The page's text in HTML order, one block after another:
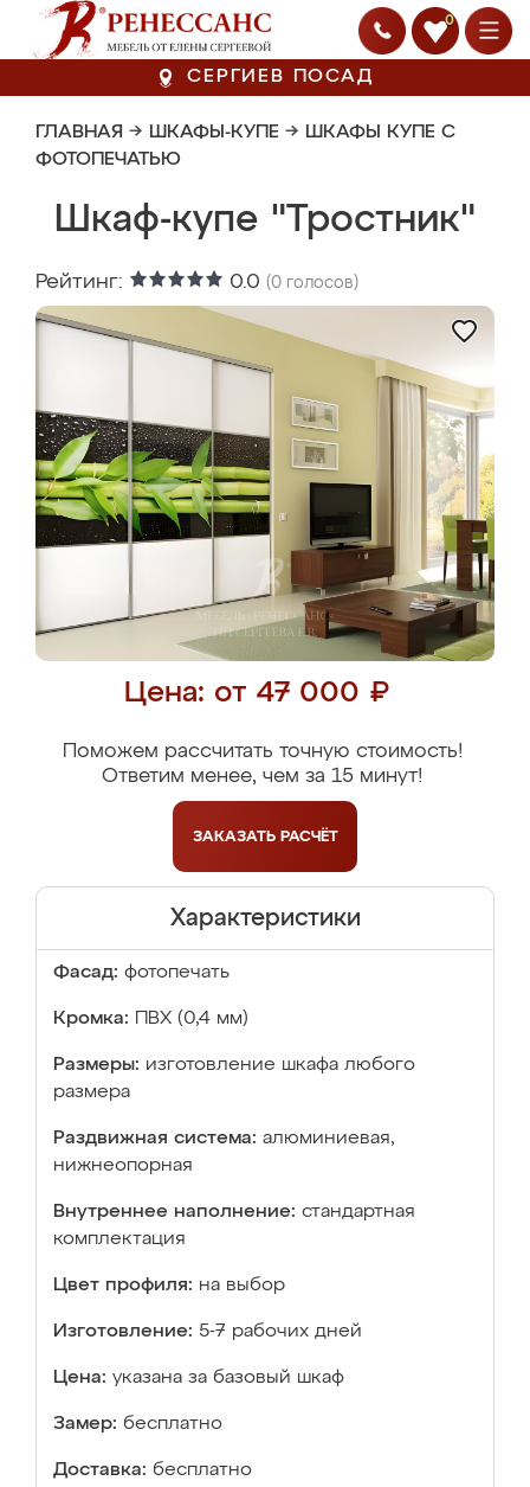
0
СЕРГИЕВ ПОСАД
ГЛАВНАЯ → ШКАФЫ-КУПЕ → ШКАФЫ КУПЕ С
ФОТОПЕЧАТЬЮ
Шкаф-купе "Тростник"
Рейтинг: 0.0 (0 голосов)
Цена: от 47 000 ₽
Поможем рассчитать точную стоимость!
Ответим менее, чем за 15 минут!
ЗАКАЗАТЬ РАСЧЁТ
Характеристики
Фасад: фотопечать
Кромка: ПВХ (0,4 мм)
Размеры: изготовление шкафа любого
размера
Раздвижная система: алюминиевая,
нижнеопорная
Внутреннее наполнение: стандартная
комплектация
Цвет профиля: на выбор
Изготовление: 5-7 рабочих дней
Цена: указана за базовый шкаф
Замер: бесплатно
Доставка: бесплатно